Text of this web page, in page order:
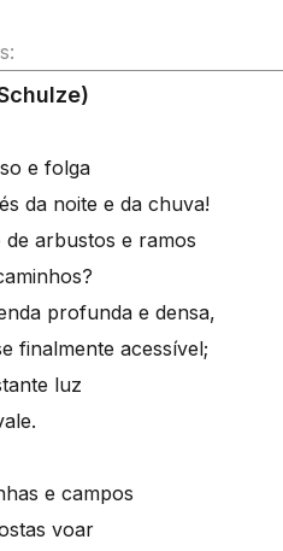
e folga
da noite e da chuva!
arbustos e ramos
profunda e densa,
finalmente acessível;
luz
e campos
voar